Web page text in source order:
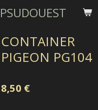
CONTAINER
PIGEON PG104
8,50 €